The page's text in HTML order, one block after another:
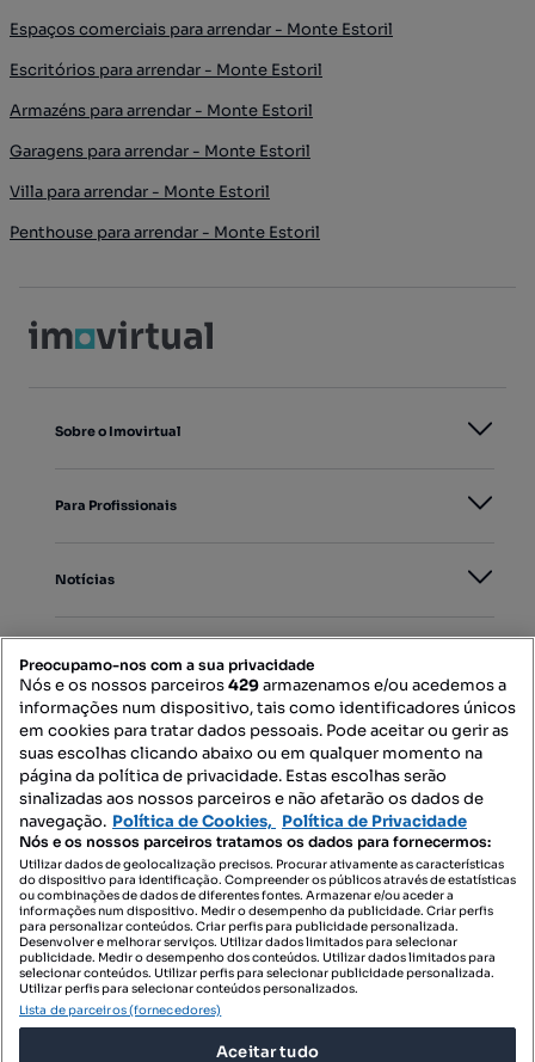
Espaços comerciais para arrendar - Monte Estoril
Escritórios para arrendar - Monte Estoril
Armazéns para arrendar - Monte Estoril
Garagens para arrendar - Monte Estoril
Villa para arrendar - Monte Estoril
Penthouse para arrendar - Monte Estoril
Sobre o Imovirtual
Para Profissionais
Notícias
Mapa do Site
Contacte-nos
SIGA-NOS:
DESCARREGAR NA:
Preocupamo-nos com a sua privacidade
Nós e os nossos parceiros429armazenamos e/ou acedemos a
informações num dispositivo, tais como identificadores únicos
em cookies para tratar dados pessoais. Pode aceitar ou gerir as
suas escolhas clicando abaixo ou em qualquer momento na
página da política de privacidade. Estas escolhas serão
sinalizadas aos nossos parceiros e não afetarão os dados de
navegação. Política de Cookies, Política de Privacidade
Nós e os nossos parceiros tratamos os dados para fornecermos:
Utilizar dados de geolocalização precisos. Procurar ativamente as características
do dispositivo para identificação. Compreender os públicos através de estatísticas
ou combinações de dados de diferentes fontes. Armazenar e/ou aceder a
informações num dispositivo. Medir o desempenho da publicidade. Criar perfis
para personalizar conteúdos. Criar perfis para publicidade personalizada.
Desenvolver e melhorar serviços. Utilizar dados limitados para selecionar
publicidade. Medir o desempenho dos conteúdos. Utilizar dados limitados para
selecionar conteúdos. Utilizar perfis para selecionar publicidade personalizada.
Utilizar perfis para selecionar conteúdos personalizados.
Lista de parceiros (fornecedores)
Aceitar tudo